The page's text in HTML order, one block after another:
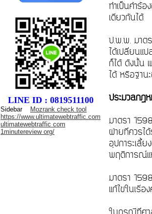
LINE ID : 0819511100
Sidebar
Mozrank check tool
https://www.ultimatewebtraffic.com
ultimatewebtraffic com
1minutereview org/
ทำเป็นคำร้อ
เดียวกันได้
ป.พ.พ. มาต
ได้เปลี่ยนแ
ก็ได้ ดังนั้น
ได้ หรือฐาน
ประมวลกฎ
มาตรา
ฝ่ายที่ควรไ
อุปการะเลี้
พฤติการณ์
มาตรา
แก้ไขในเรื่